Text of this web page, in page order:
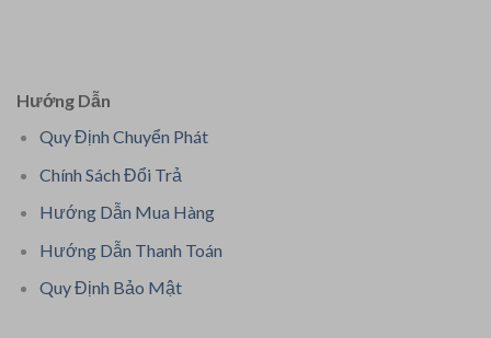
Hướng Dẫn
Quy Định Chuyển Phát
Chính Sách Đổi Trả
Hướng Dẫn Mua Hàng
Hướng Dẫn Thanh Toán
Quy Định Bảo Mật